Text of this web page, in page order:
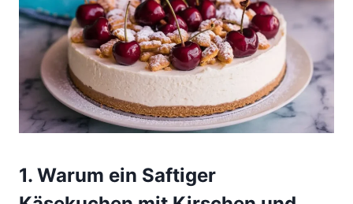
1. Warum ein Saftiger